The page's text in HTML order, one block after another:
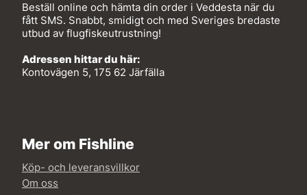
Beställ online och hämta din order i Veddesta när du
fått SMS. Snabbt, smidigt och med Sveriges bredaste
utbud av flugfiskeutrustning!
Adressen hittar du här:
Kontovägen 5, 175 62 Järfälla
Mer om Fishline
Köp- och leveransvillkor
Om oss